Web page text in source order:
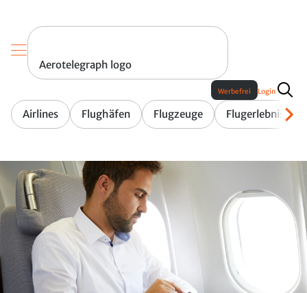
Aerotelegraph logo
Airlines Flughäfen Flugzeuge Flugerlebnis
Werbefrei Login